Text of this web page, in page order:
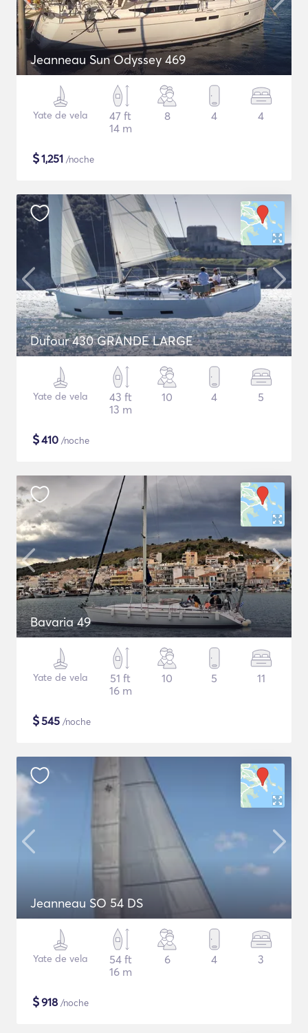
Jeanneau Sun Odyssey 469
Yate de vela
47 ft
14 m
8 4 4
$1,251 /noche
Dufour 430 GRANDE LARGE
Yate de vela
43 ft
13 m
10 4 5
$410 /noche
Bavaria 49
Yate de vela
51 ft
16 m
10 5 11
$545 /noche
Jeanneau SO 54 DS
Yate de vela
54 ft
16 m
6 4 3
$918 /noche